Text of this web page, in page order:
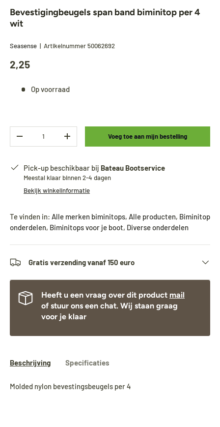
Bevestigingbeugels span band biminitop per 4
wit
Seasense | Artikelnummer50062692
2,25
Op voorraad
-
+ Voeg toe aan mijn bestelling
Pick-up beschikbaar bij Bateau Bootservice
Meestal klaar binnen 2-4 dagen
Bekijk winkelinformatie
Te vinden in: Alle merken biminitops, Alle producten, Biminitop
onderdelen, Biminitops voor je boot, Diverse onderdelen
Gratis verzending vanaf 150 euro
Heeft u een vraag over dit product mail
of stuur ons een chat. Wij staan graag
voor je klaar
Beschrijving Specificaties
Molded nylon bevestingsbeugels per 4